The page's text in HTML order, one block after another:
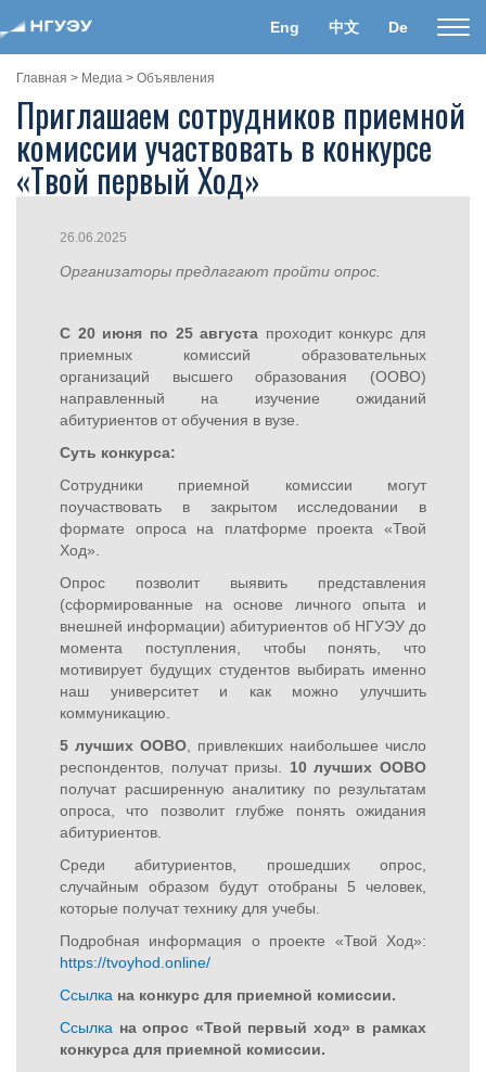
Eng 中文 De
Главная > Медиа > Объявления
Приглашаем сотрудников приемной
комиссии участвовать в конкурсе
«Твой первый Ход»
26.06.2025
Организаторы предлагают пройти опрос
С 20 июня по 25 августа проходит конкурс для
приемных комиссий образовательных
организаций высшего образования (ООВО)
направленный на изучение ожиданий
абитуриентов от обучения в вузе.
Суть конкурса:
Сотрудники приемной комиссии могут
поучаствовать в закрытом исследовании в
формате опроса на платформе проекта «Твой
Ход».
Опрос позволит выявить представления
(сформированные на основе личного опыта и
внешней информации) абитуриентов об НГУЭУ до
момента поступления, чтобы понять, что
мотивирует будущих студентов выбирать именно
наш университет и как можно улучшить
коммуникацию.
5 лучших ООВО , привлекших наибольшее число
респондентов, получат призы. 10 лучших ООВО
получат расширенную аналитику по результатам
опроса, что позволит глубже понять ожидания
абитуриентов.
Среди абитуриентов, прошедших опрос,
случайным образом будут отобраны 5 человек,
которые получат технику для учебы.
Подробная информация о проекте «Твой Ход»:
https://tvoyhod.online/
Ссылка на конкурс для приемной комиссии.
Ссылка на опрос «Твой первый ход» в рамках
конкурса для приемной комиссии.